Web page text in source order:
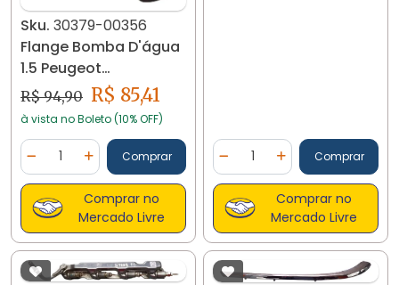
Sku. 30379-00356
Flange Bomba D'água
1.5 Peugeot
208/citroen C3 2012...
30379
R$ 94,90 R$ 85,41
à vista no Boleto (10% OFF)
Diminuir Quantidade
Quantidade
Adicionar Quantidade
Comprar
Comprar no
Mercado Livre
Diminuir Quantidade
Quantidade
AdicionarComprar
Comprar no
Mercado Livre